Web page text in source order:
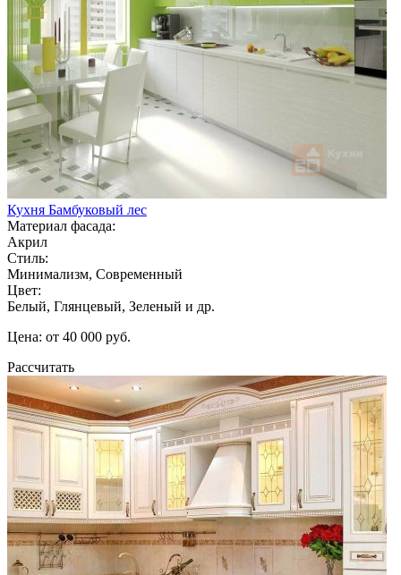
Кухня Бамбуковый лес
Материал фасада:
Акрил
Стиль:
Минимализм, Современный
Цвет:
Белый, Глянцевый, Зеленый и др.
Цена: от 40 000 руб.
Рассчитать